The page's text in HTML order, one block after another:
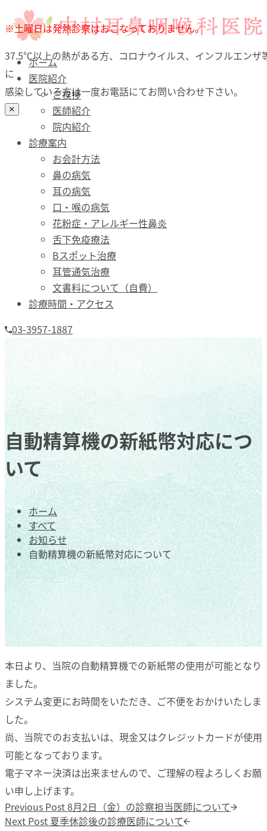
※土曜日は発熱診察はおこなっておりません。
37.5℃以上の熱がある方、コロナウイルス、インフルエンザ
に
感染している方は一度お電話にてお問い合わせ下さい。
ホーム
医院紹介
診療案内
お会計方法
鼻の病気
耳の病気
口・喉（のど）の病気
花粉症・アレルギー性鼻炎
舌下免疫療法
Bスポット治療
予防接種
文書料について（自費）
診療時間・アクセス
ホーム
医院紹介
ご挨拶
医師紹介
院内紹介
診療案内
お会計方法
鼻の病気
耳の病気
口・喉の病気
花粉症・アレルギー性鼻炎
舌下免疫療法
Bスポット治療
耳管通気治療
文書料について（自費）
診療時間・アクセス
03-3957-1887
自動精算機の新紙幣対応につ
いて
ホーム
すべて
お知らせ
自動精算機の新紙幣対応について
本日より、当院の自動精算機での新紙幣の使用が可能となり
ました。
システム変更にお時間をいただき、ご不便をおかけいたしま
した。
尚、当院でのお支払いは、現金又はクレジットカードが使用
可能となっております。
電子マネー決済は出来ませんので、ご理解の程よろしくお願
い申し上げます。
投稿ナビゲーション
Previous PostPrevious post:
8月2日（金）の診察担当医師について
Next Post Next post:
夏季休診後の診療医師について